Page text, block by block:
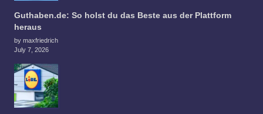
Guthaben.de: So holst du das Beste aus der Plattform
heraus
by maxfriedrich
July 7, 2026